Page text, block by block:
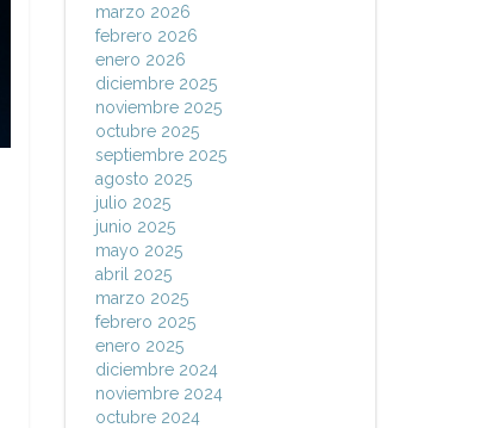
marzo 2026
febrero 2026
enero 2026
diciembre 2025
noviembre 2025
octubre 2025
septiembre 2025
agosto 2025
julio 2025
junio 2025
mayo 2025
abril 2025
marzo 2025
febrero 2025
enero 2025
diciembre 2024
noviembre 2024
octubre 2024